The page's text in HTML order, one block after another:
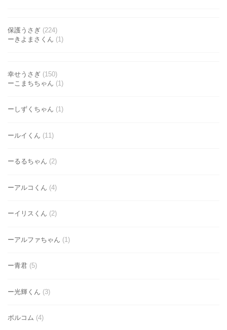
保護うさぎ (224)
ーきよまさくん (1)
幸せうさぎ (150)
ーこまちちゃん (1)
ーしずくちゃん (1)
ールイくん (11)
ーるるちゃん (2)
ーアルコくん (4)
ーイリスくん (2)
ーアルファちゃん (1)
ー青君 (5)
ー光輝くん (3)
ボルコム (4)